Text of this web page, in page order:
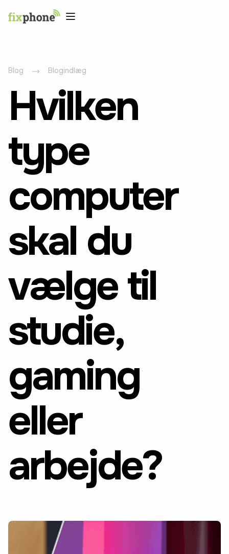
Blog Blogindlæg
Hvilken
type
computer
skal du
vælge til
studie,
gaming
eller
arbejde?